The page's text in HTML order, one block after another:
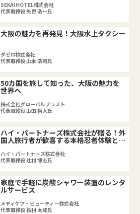
SEKAI HOTEL株式会社
代表取締役 矢野 浩一氏
大阪の魅力を再発見！大阪水上タクシー
ダゼロ株式会社
代表取締役 山本 浩司氏
50カ国を旅して知った、大阪の魅力を
世界へ
株式会社グローバルブラスト
代表取締役 山田 裕大氏
ハイ・パートナーズ株式会社が贈る！外
国人旅行者が歓喜する本格忍者体験と
ハイ・パートナーズ株式会社
代表取締役 辻村 博志氏
家庭で手軽に炭酸シャワー装置のレンタ
ルサービス
メディケア・ビューティー株式会社
代表取締役 鉄村 太成氏